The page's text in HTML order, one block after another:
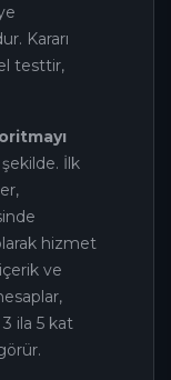
Kararı
testtir,
İlk
hizmet
ve
ila 5 kat